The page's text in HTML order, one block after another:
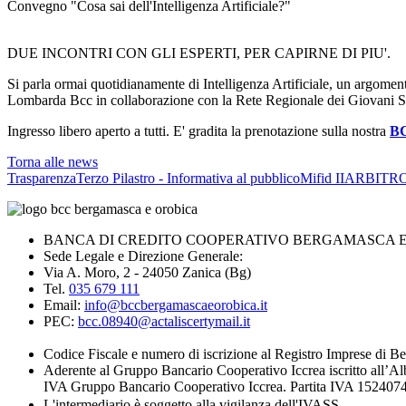
Convegno "Cosa sai dell'Intelligenza Artificiale?"
DUE INCONTRI CON GLI ESPERTI, PER CAPIRNE DI PIU'.
Si parla ormai quotidianamente di Intelligenza Artificiale, un
Lombarda Bcc in collaborazione con la Rete Regionale dei
Ingresso libero aperto a tutti. E' gradita la prenotazione sulla nostra
Torna alle news
TrasparenzaTerzo Pilastro - Informativa al pubblicoMifid II
BANCA DI CREDITO COOPERATIVO BERGAMASCA
Sede Legale e Direzione Generale:
Via A. Moro, 2 - 24050 Zanica (Bg)
Tel. 035 679 111
Email: info@bccbergamascaeorobica.it
PEC: bcc.08940@actaliscertymail.it
Codice Fiscale e numero di iscrizione al Registro Imprese di
Aderente al Gruppo Bancario Cooperativo Iccrea iscritto
IVA Gruppo Bancario Cooperativo Iccrea. Partita IVA